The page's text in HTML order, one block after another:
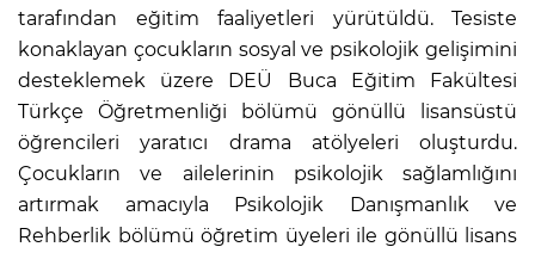
tarafından eğitim faaliyetleri yürütüldü. Tesiste
konaklayan çocukların sosyal ve psikolojik gelişimini
desteklemek üzere DEÜ Buca Eğitim Fakültesi
Türkçe Öğretmenliği bölümü gönüllü lisansüstü
öğrencileri yaratıcı drama atölyeleri oluşturdu.
Çocukların ve ailelerinin psikolojik sağlamlığını
artırmak amacıyla Psikolojik Danışmanlık ve
Rehberlik bölümü öğretim üyeleri ile gönüllü lisans